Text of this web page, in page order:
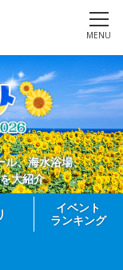
MENU
ル、海水浴場、
大紹介
イベント
ランキング